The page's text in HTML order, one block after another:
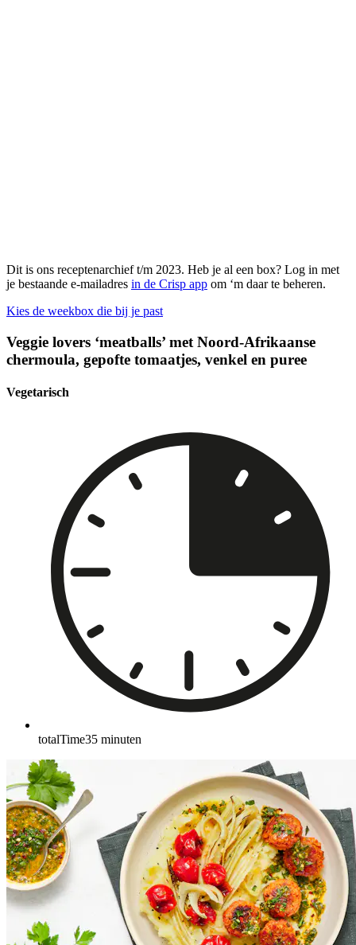
Dit is ons receptenarchief t/m 2023. Heb je al een box? Log in met
je bestaande e-mailadres in de Crisp app om ‘m daar te beheren.
Kies de weekbox die bij je past
Veggie lovers ‘meatballs’ met Noord-Afrikaanse
chermoula, gepofte tomaatjes, venkel en puree
Vegetarisch
totalTime35 minuten